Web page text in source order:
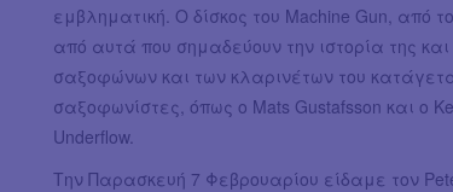
εμβληματική. Ο δίσκος του Machine Gun, από
από αυτά που σημαδεύουν την ιστορία της
σαξοφώνων και των κλαρινέτων του
σαξοφωνίστες, όπως ο Mats Gustafsson και ο
Underflow.
Την Παρασκευή 7 Φεβρουαρίου είδαμε τον